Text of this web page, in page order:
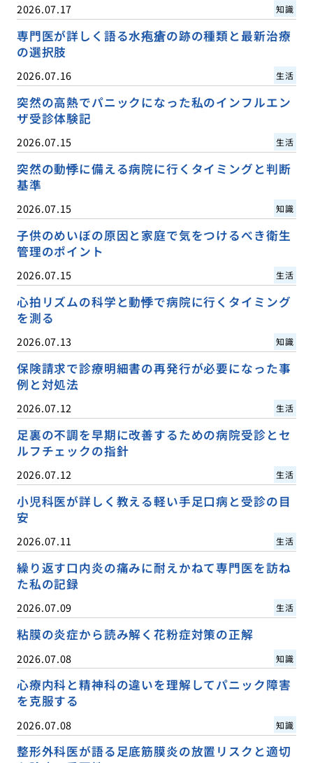
2026.07.17 知識
専門医が詳しく語る水疱瘡の跡の種類と最新治療
の選択肢
2026.07.16 生活
突然の高熱でパニックになった私のインフルエン
ザ受診体験記
2026.07.15 生活
突然の動悸に備える病院に行くタイミングと判断
基準
2026.07.15 知識
子供のめいぼの原因と家庭で気をつけるべき衛生
管理のポイント
2026.07.15 生活
心拍リズムの科学と動悸で病院に行くタイミング
を測る
2026.07.13 知識
保険請求で診療明細書の再発行が必要になった事
例と対処法
2026.07.12 生活
足裏の不調を早期に改善するための病院受診とセ
ルフチェックの指針
2026.07.12 生活
小児科医が詳しく教える軽い手足口病と受診の目
安
2026.07.11 生活
繰り返す口内炎の痛みに耐えかねて専門医を訪ね
た私の記録
2026.07.09 生活
粘膜の炎症から読み解く花粉症対策の正解
2026.07.08 知識
心療内科と精神科の違いを理解してパニック障害
を克服する
2026.07.08 知識
整形外科医が語る足底筋膜炎の放置リスクと適切